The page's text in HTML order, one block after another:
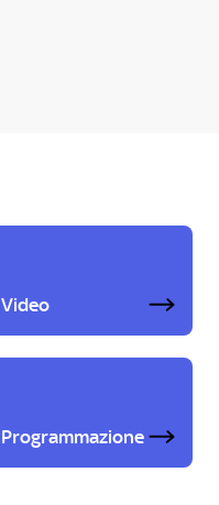
Video
Programmazione